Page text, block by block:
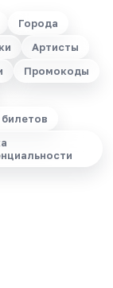
Города
Артисты
Промокоды